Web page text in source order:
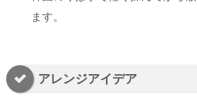
ます。
アレンジアイデア